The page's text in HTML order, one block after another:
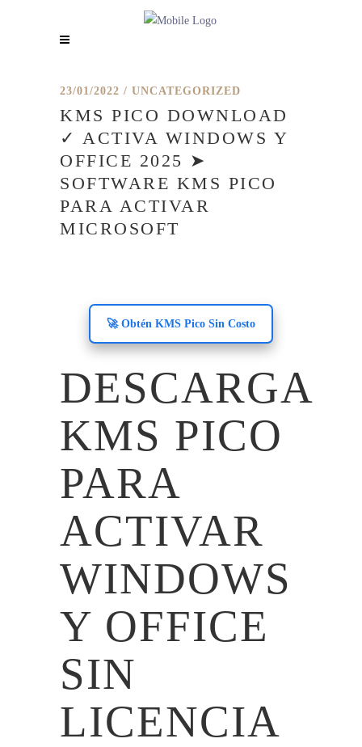
23/01/2022 UNCATEGORIZED
KMS PICO DOWNLOAD
✓ ACTIVA WINDOWS Y
OFFICE 2025 ➤
SOFTWARE KMS PICO
PARA ACTIVAR
MICROSOFT
🚀 Obtén KMS Pico Sin Costo
DESCARGA
KMS PICO
PARA
ACTIVAR
WINDOWS
Y OFFICE
SIN
LICENCIA